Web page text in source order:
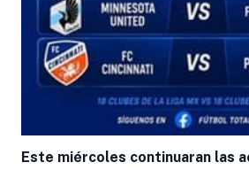
Este miércoles continuaran las